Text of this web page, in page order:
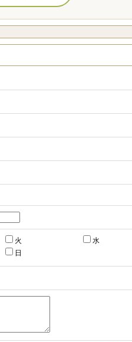
火
水
日